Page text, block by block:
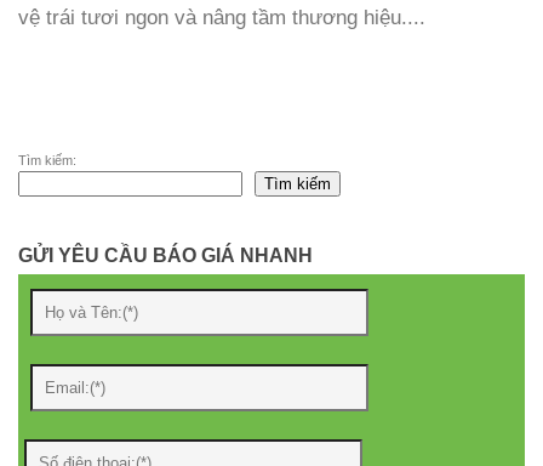
vệ trái tươi ngon và nâng tầm thương hiệu....
Tìm kiếm:
Tìm kiếm
GỬI YÊU CẦU BÁO GIÁ NHANH